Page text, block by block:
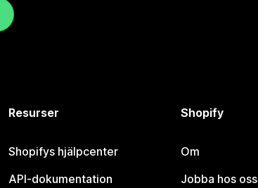
Resurser
Shopifys hjälpcenter
API-dokumentation
Shopify
Om
Jobba hos oss